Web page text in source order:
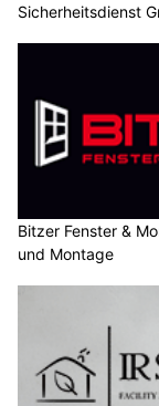
Sicherheitsdienst
Bitzer Fenster &
und Montage